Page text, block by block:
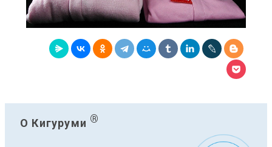
О Кигуруми ®